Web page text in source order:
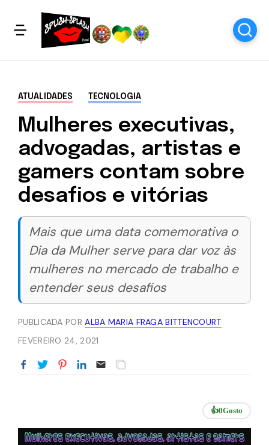
ATUALIDADES TECNOLOGIA
Mulheres executivas,
advogadas, artistas e
gamers contam sobre
desafios e vitórias
Mais que uma data comemorativa o
Dia da Mulher serve para dar voz às
mulheres no mercado de trabalho e
entender seus desafios
PUBLICADA PORALBA MARIA FRAGA BITTENCOURT
FEVEREIRO 24, 2021
👍0Gosto